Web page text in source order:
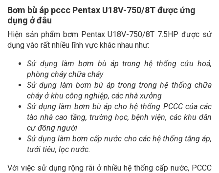
Bơm bù áp pccc Pentax U18V-750/8T được ứng
dụng ở đâu
Hiện sản phẩm bơm Pentax U18V-750/8T 7.5HP được sử
dụng vào rất nhiều lĩnh vực khác nhau như:
Sử dụng làm bơm bù áp trong hệ thống cứu hoả,
phòng cháy chữa cháy
Sử dụng làm bơm bù áp trong trong hệ thống chữa
cháy ở khu công nghiệp, các nhà xưởng
Sử dụng làm bơm bù áp cho hệ thống PCCC của các
tào nhà cao tầng, trường học, bệnh viện, các khu dân
cư đông người
Sử dụng làm bơm cấp nước cho các hệ thống tăng áp,
tưới tiêu, lọc nước.
Với việc sử dụng rộng rãi ở nhiều hệ thống cấp nước, PCCC